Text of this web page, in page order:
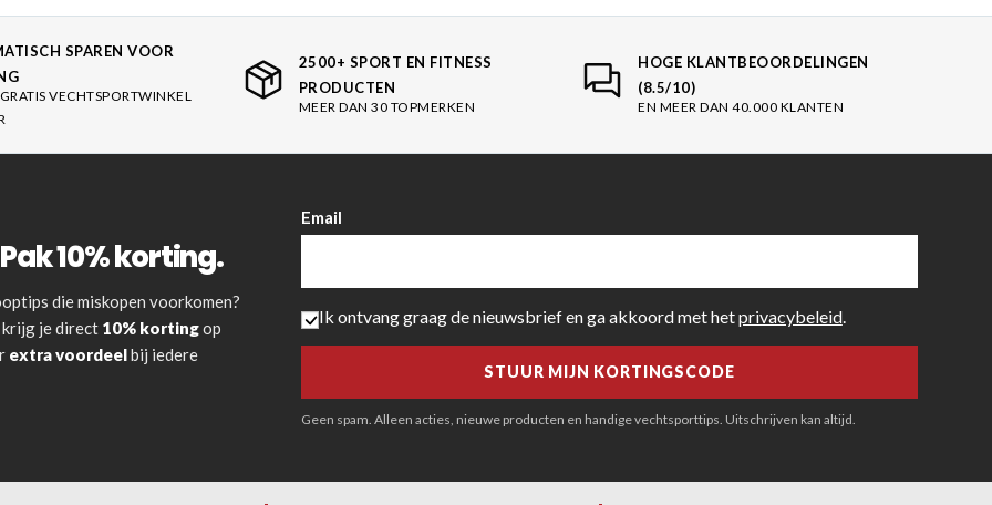
SPAREN VOOR
VECHTSPORTWINKEL
2500+ SPORT EN FITNESS
PRODUCTEN
MEER DAN 30 TOPMERKEN
HOGE KLANTBEOORDELINGEN
(8.5/10)
EN MEER DAN 40.000 KLANTEN
10% korting.
die miskopen voorkomen?
krijg je direct 10% kortingop
extra voordeelbij iedere
Email
Ik ontvang graag de nieuwsbrief en ga akkoord met hetprivacybeleid.
Geen spam. Alleen acties, nieuwe producten en handige vechtsporttips. Uitschrijven kan altijd.